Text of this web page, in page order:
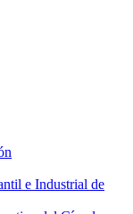
e Industrial de